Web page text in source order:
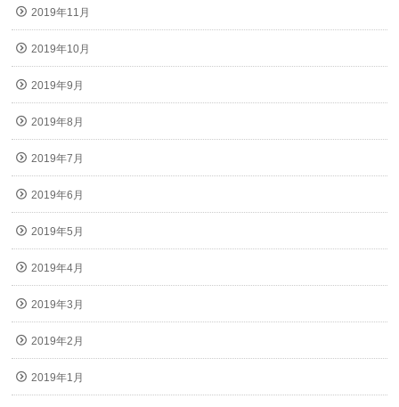
2019年11月
2019年10月
2019年9月
2019年8月
2019年7月
2019年6月
2019年5月
2019年4月
2019年3月
2019年2月
2019年1月